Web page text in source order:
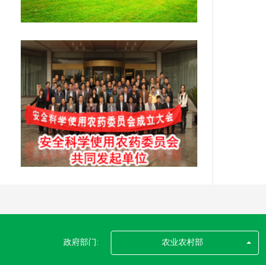
政府部门: 农业农村部